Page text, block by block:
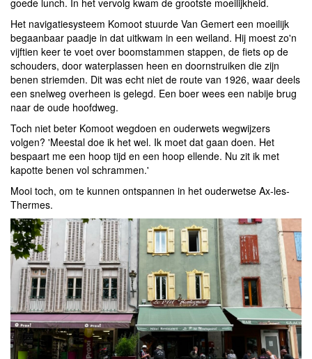
goede lunch. In het vervolg kwam de grootste moeilijkheid.
Het navigatiesysteem Komoot stuurde Van Gemert een moeilijk
begaanbaar paadje in dat uitkwam in een weiland. Hij moest zo'n
vijftien keer te voet over boomstammen stappen, de fiets op de
schouders, door waterplassen heen en doornstruiken die zijn
benen striemden. Dit was echt niet de route van 1926, waar deels
een snelweg overheen is gelegd. Een boer wees een nabije brug
naar de oude hoofdweg.
Toch niet beter Komoot wegdoen en ouderwets wegwijzers
volgen? 'Meestal doe ik het wel. Ik moet dat gaan doen. Het
bespaart me een hoop tijd en een hoop ellende. Nu zit ik met
kapotte benen vol schrammen.'
Mooi toch, om te kunnen ontspannen in het ouderwetse Ax-les-
Thermes.